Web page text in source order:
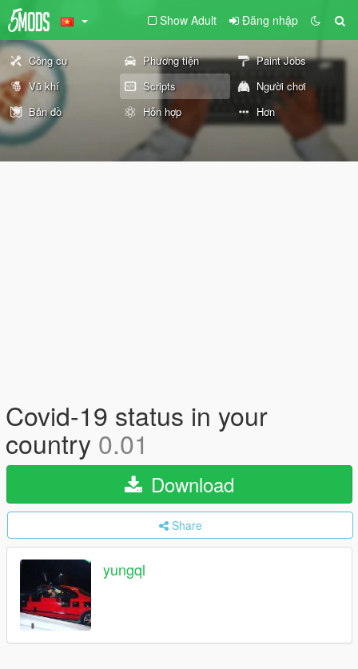
Show Adult Đăng nhập
Công cụ Phương tiện
Paint Jobs
Vũ khí
Scripts
Người chơi
Bản đồ
Hỗn hợp Hơn
Covid-19 status in your
country 0.01
Download
Share
yungql